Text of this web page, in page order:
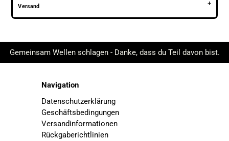
Versand
Gemeinsam Wellen schlagen - Danke, dass du Teil davon bist.
Navigation
Datenschutzerklärung
Geschäftsbedingungen
Versandinformationen
Rückgaberichtlinien